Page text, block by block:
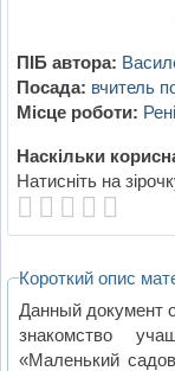
ПІБ автора:
Посада: вчитель
Місце роботи:
Наскільки
Натисніть на
Короткий опис
Данный документ
знакомство
«Маленький